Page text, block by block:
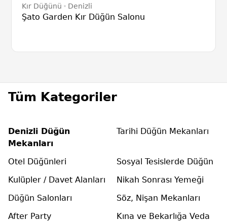
Kır Düğünü Denizli
Şato Garden Kır Düğün Salonu
Tüm Kategoriler
Denizli Düğün
Mekanları
Tarihi Düğün Mekanları
Otel Düğünleri
Sosyal Tesislerde Düğün
Kulüpler / Davet Alanları
Nikah Sonrası Yemeği
Düğün Salonları
Söz, Nişan Mekanları
After Party
Kına ve Bekarlığa Veda